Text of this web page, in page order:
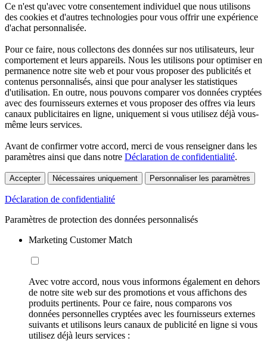
Ce n'est qu'avec votre consentement individuel que nous utilisons
des cookies et d'autres technologies pour vous offrir une expérience
d'achat personnalisée.
Pour ce faire, nous collectons des données sur nos utilisateurs, leur
comportement et leurs appareils. Nous les utilisons pour optimiser en
permanence notre site web et pour vous proposer des publicités et
contenus personnalisés, ainsi que pour analyser les statistiques
d'utilisation. En outre, nous pouvons comparer vos données cryptées
avec des fournisseurs externes et vous proposer des offres via leurs
canaux publicitaires en ligne, uniquement si vous utilisez déjà vous-
même leurs services.
Avant de confirmer votre accord, merci de vous renseigner dans les
paramètres ainsi que dans notre Déclaration de confidentialité.
Accepter Nécessaires uniquement Personnaliser les paramètres
Déclaration de confidentialité
Paramètres de protection des données personnalisés
Marketing Customer Match
Avec votre accord, nous vous informons également en dehors
de notre site web sur des promotions et vous affichons des
produits pertinents. Pour ce faire, nous comparons vos
données personnelles cryptées avec les fournisseurs externes
suivants et utilisons leurs canaux de publicité en ligne si vous
utilisez déjà leurs services :